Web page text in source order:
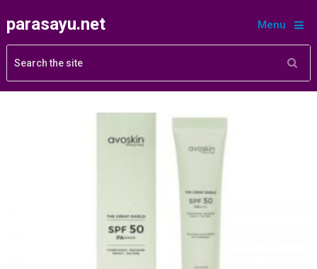
parasayu.net Menu